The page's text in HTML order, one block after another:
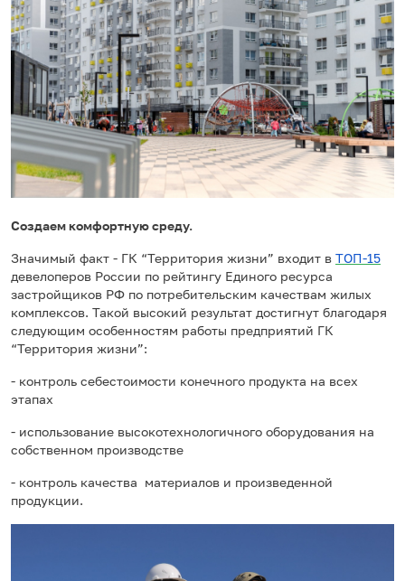
Создаем комфортную среду.
Значимый факт - ГК “Территория жизни” входит в ТОП-15
девелоперов России по рейтингу Единого ресурса
застройщиков РФ по потребительским качествам жилых
комплексов. Такой высокий результат достигнут благодаря
следующим особенностям работы предприятий ГК
“Территория жизни”:
- контроль себестоимости конечного продукта на всех
этапах
- использование высокотехнологичного оборудования на
собственном производстве
- контроль качества материалов и произведенной
продукции.